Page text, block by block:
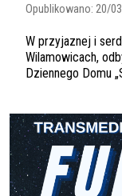
Opublikowano: 20/
W przyjaznej i
Wilamowicach,
Dziennego Domu